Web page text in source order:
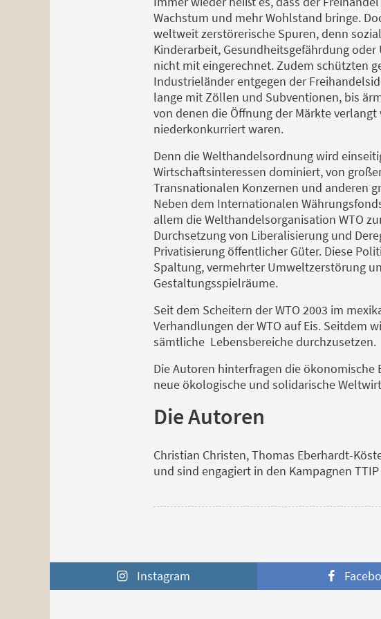
Wachstum und mehr Wohlstand bringe.
weltweit zerstörerische Spuren, denn
Kinderarbeit, Gesundheitsgefährdung
nicht mit eingerechnet. Zudem schützten
Industrieländer entgegen der
lange mit Zöllen und Subventionen, bis
von denen die Öffnung der Märkte
niederkonkurriert waren.
Denn die Welthandelsordnung wird
Wirtschaftsinteressen dominiert, von
Transnationalen Konzernen und anderen
Neben dem Internationalen
allem die Welthandelsorganisation WTO
Durchsetzung von Liberalisierung und
Privatisierung öffentlicher Güter. Diese
Spaltung, vermehrter Umweltzerstörung
Gestaltungsspielräume.
Seit dem Scheitern der WTO 2003 im
Verhandlungen der WTO auf Eis. Seitdem
sämtliche Lebensbereiche durchzusetzen.
Die Autoren hinterfragen die
neue ökologische und solidarische
Die Autoren
Christian Christen, Thomas Eberhardt-
und sind engagiert in den Kampagnen TTIP
Instagram